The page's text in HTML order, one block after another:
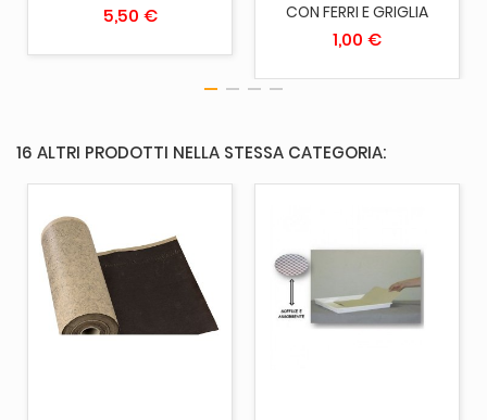
5,50 €
CON FERRI E GRIGLIA
1,00 €
16 ALTRI PRODOTTI NELLA STESSA CATEGORIA: